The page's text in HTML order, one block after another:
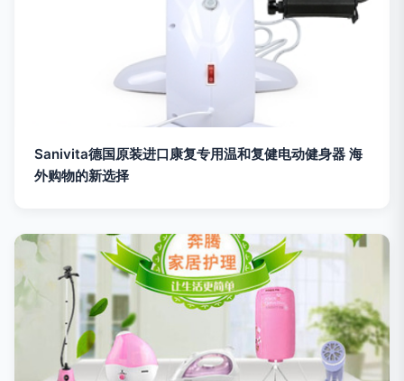
Sanivita德国原装进口康复专用温和复健电动健身器 海
外购物的新选择